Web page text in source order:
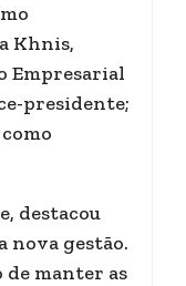
Khnis,
Empresarial
presidente;
destacou
nova gestão.
de manter as